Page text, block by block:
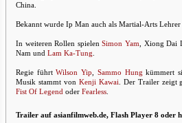
China.
Bekannt wurde Ip Man auch als Martial-Arts Lehrer
In weiteren Rollen spielenSimon Yam , Xiong
Nam und Lam Ka-Tung
Regie führtWilson Yip Sammo Hung kümmert
Musik stammt von Kenji Kawai . Der Trailer zeigt
Fist Of Legend oder Fearless
Trailer auf asianfilmweb.de, Flash Player 8 oder